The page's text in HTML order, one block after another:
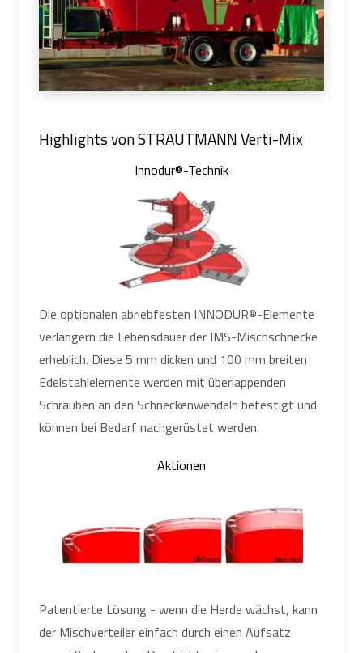
Highlights von STRAUTMANN Verti-Mix
Innodur®-Technik
Die optionalen abriebfesten INNODUR®-Elemente
verlängern die Lebensdauer der IMS-Mischschnecke
erheblich. Diese 5 mm dicken und 100 mm breiten
Edelstahlelemente werden mit überlappenden
Schrauben an den Schneckenwendeln befestigt und
können bei Bedarf nachgerüstet werden.
Aktionen
Patentierte Lösung - wenn die Herde wächst, kann
der Mischverteiler einfach durch einen Aufsatz